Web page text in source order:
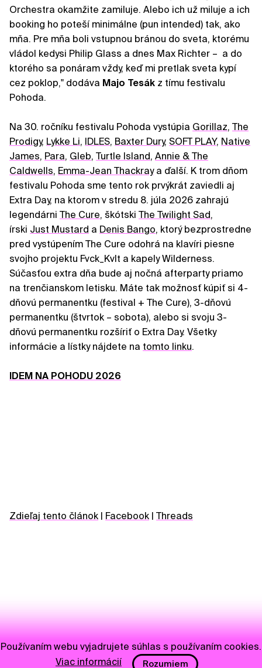
Orchestra okamžite zamiluje. Alebo ich už miluje a ich
booking ho poteší minimálne (pun intended) tak, ako
mňa. Pre mňa boli vstupnou bránou do sveta, ktorému
vládol kedysi Philip Glass a dnes Max Richter – a do
ktorého sa ponáram vždy, keď mi pretlak sveta kypí
cez poklop," dodáva Majo Tesák z tímu festivalu
Pohoda.
Na 30. ročníku festivalu Pohoda vystúpia Gorillaz, The
Prodigy, Lykke Li, IDLES, Baxter Dury, SOFT PLAY, Native
James, Para, Gleb, Turtle Island, Annie & The
Caldwells, Emma-Jean Thackraya ďalší. K trom dňom
festivalu Pohoda sme tento rok prvýkrát zaviedli aj
Extra Day, na ktorom v stredu 8. júla 2026 zahrajú
legendárni The Cure, škótski The Twilight Sad,
írski Just Mustard a Denis Bango, ktorý bezprostredne
pred vystúpením The Cure odohrá na klavíri piesne
svojho projektu Fvck_Kvlt a kapely Wilderness.
Súčasťou extra dňa bude aj nočná afterparty priamo
na trenčianskom letisku. Máte tak možnosť kúpiť si 4-
dňovú permanentku (festival + The Cure), 3-dňovú
permanentku (štvrtok – sobota), alebo si svoju 3-
dňovú permanentku rozšíriť o Extra Day. Všetky
informácie a lístky nájdete na tomto linku.
IDEM NA POHODU 2026
Zdieľaj tento článok | Facebook | Threads
Používaním webu vyjadrujete súhlas s používaním cookies.
Viac informácií
Rozumiem